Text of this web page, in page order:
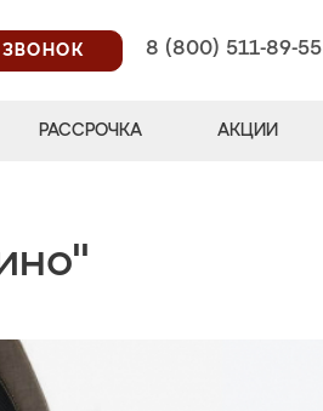
8 (800) 511-89-55
РАССРОЧКА АКЦИИ